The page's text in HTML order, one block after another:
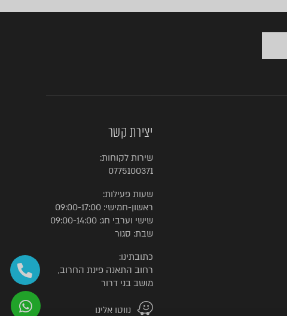
יצירת קשר
שירות לקוחות:
0775100371
שעות פעילות:
ראשון-חמישי: 09:00-17:00
שישי וערבי חג: 09:00-14:00
שבת: סגור
כתובתינו:
רחוב התאנה פינת החרוב,
מושב בני דרור
נווטו אלינו